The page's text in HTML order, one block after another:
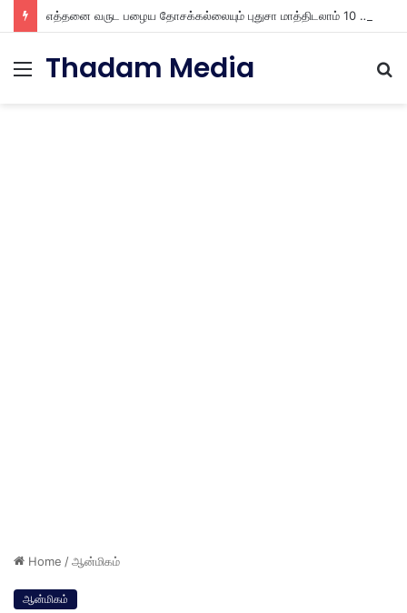
எத்தனை வருட பழைய தோசக்கல்லையும் புதுசா மாத்திடலாம் 10 நிமிடத்தில் பழைய தோசக்கல்லை பள பள என மாத்திடலாம்
Menu
Thadam Media
Home /ஆன்மிகம்
ஆன்மிகம்